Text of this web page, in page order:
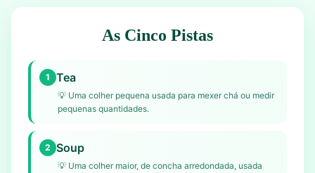
As Cinco Pistas
1 Tea
💡 Uma colher pequena usada para mexer chá ou medir
pequenas quantidades.
2 Soup
💡 Uma colher maior, de concha arredondada, usada